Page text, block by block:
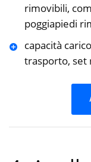
rimovibili,
poggiapiedi
capacità
trasporto, set